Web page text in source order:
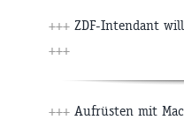
+++ ZDF-Intendant
+++
+++ Aufrüsten mit